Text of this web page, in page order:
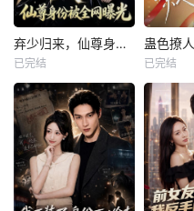
弃少归来，仙尊身份被全网曝光
已完结
蛊色撩人
已完结